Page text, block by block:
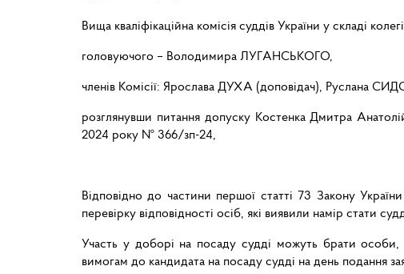
Вища кваліфікаційна комісія суддів України у складі
головуючого – Володимира ЛУГАНСЬКОГО,
членів Комісії: Ярослава ДУХА (доповідач), Руслана
розглянувши питання допуску Костенка Дмитра
2024 року № 366/зп-24,
Відповідно до частини першої статті 73 Закону
перевірку відповідності осіб, які виявили намір стати
Участь у доборі на посаду судді можуть брати особи,
вимогам до кандидата на посаду судді на день подання